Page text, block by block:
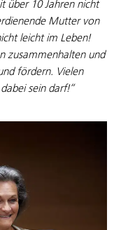
über 10 Jahren nicht
Mutter von
leicht im Leben!
zusammenhalten und
fördern. Vielen
sein darf!“